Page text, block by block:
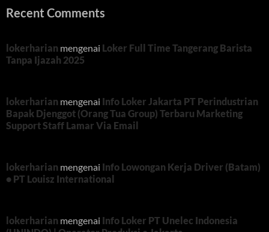
Recent Comments
lokerharian mengenai Loker Full Time Tangerang Barista
Tanpa Ijazah 2025
lokerharian mengenai Info Loker Jakarta PT Perindustrian
Bapak Djenggot (Orang Tua Group) Terbaru Marketing
Support Staff Lamar Via Email
lokerharian mengenai Info Lowongan Kerja Driver (Batam)
• PT Louisz International
lokerharian mengenai Info Loker PT Unelec Indonesia